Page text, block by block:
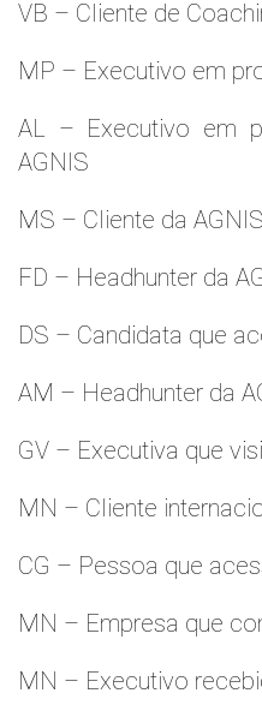
VB – Cliente de
MP – Executivo em
AL – Executivo em
AGNIS
MS – Cliente da AGNIS
FD – Headhunter da
DS – Candidata que
AM – Headhunter da
GV – Executiva que
MN – Cliente
CG – Pessoa que
MN – Empresa que
MN – Executivo